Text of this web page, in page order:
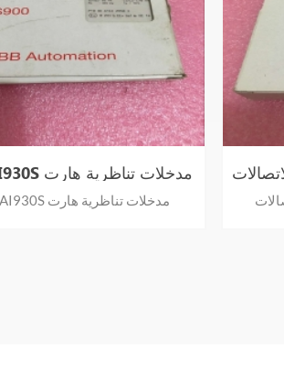
ABB AI930S مدخلات تناظرية هارت
ABB AI930S مدخلات تناظرية هارت